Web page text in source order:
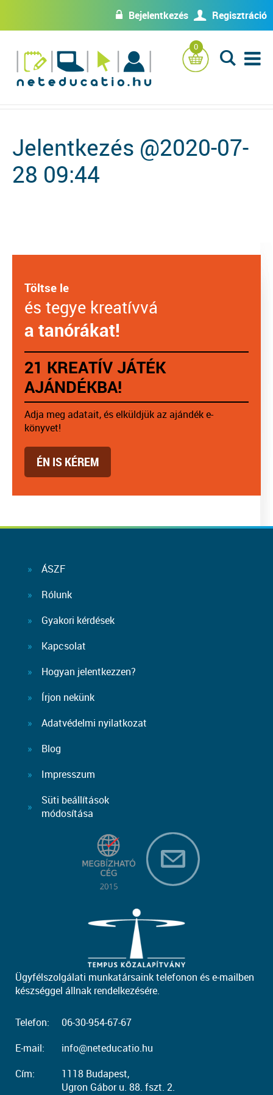
w Bejelentkezés U Regisztráció
0
L
Jelentkezés @2020-07-
28 09:44
Töltse le
és tegye kreatívvá
a tanórákat!
21 KREATÍV JÁTÉK
AJÁNDÉKBA!
Adja meg adatait, és elküldjük az ajándék e-
könyvet!
ÉN IS KÉREM
ÁSZF
Rólunk
Gyakori kérdések
Kapcsolat
Hogyan jelentkezzen?
Írjon nekünk
Adatvédelmi nyilatkozat
Blog
Impresszum
Süti beállítások
módosítása
Ügyfélszolgálati munkatársaink telefonon és e-mailben
készséggel állnak rendelkezésére.
Telefon:
06-30-954-67-67
E-mail:
info@neteducatio.hu
Cím:
1118 Budapest,
Ugron Gábor u. 88. fszt. 2.